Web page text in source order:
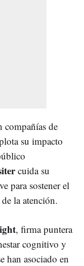
compañías de
su impacto
cuida su
para sostener el
la atención.
, firma puntera
cognitivo y
han asociado en